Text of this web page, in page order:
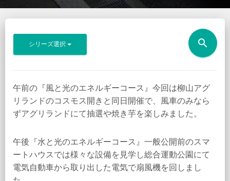
シリーズ選択 search
午前の『風と光のエネルギーコース』今回は柳山アグ
リランドのコスモス開きと同日開催で、風車のみなら
ずアグリランドにて抽選や焼き芋を楽しみました。
午後『水と光のエネルギーコース』一般公開前のスマ
ートハウスでは様々な設備を見学し総合運動公園にて
電気自動車から取り出した電気で扇風機を回しまし